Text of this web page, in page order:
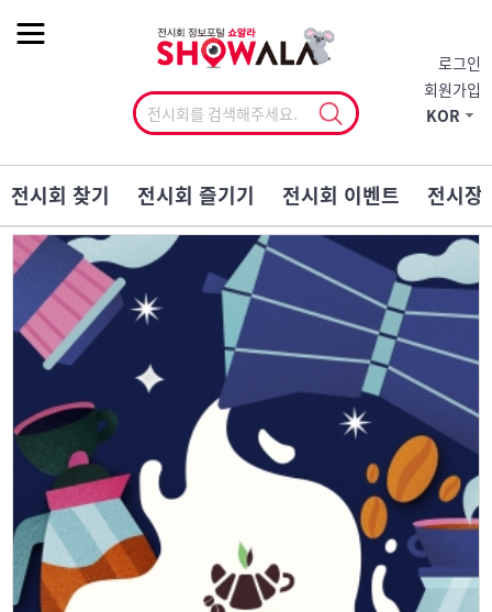
로그인
회원가입
KOR
전시회 찾기 전시회 즐기기 전시회 이벤트 전시장